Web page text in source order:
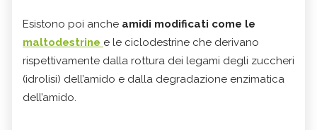
Esistono poi anche amidi modificati come le
maltodestrine e le ciclodestrine che derivano
rispettivamente dalla rottura dei legami degli zuccheri
(idrolisi) dell’amido e dalla degradazione enzimatica
dell’amido.